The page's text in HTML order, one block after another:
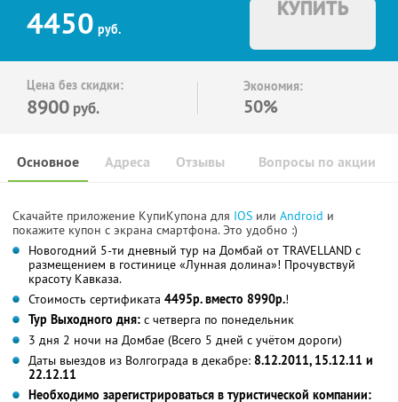
4450 руб.
КУПИТЬ
Цена без скидки:
8900 руб.
Экономия:
50%
Основное Отзывы Вопросы по акции
Адреса
Скачайте приложение КупиКупона для IOS или Android и
покажите купон с экрана смартфона. Это удобно :)
Новогодний 5-ти дневный тур на Домбай от TRAVELLAND с
размещением в гостинице «Лунная долина»! Прочувствуй
красоту Кавказа.
Стоимость сертификата 4495р. вместо 8990р.!
Тур Выходного дня: с четверга по понедельник
3 дня 2 ночи на Домбае (Всего 5 дней с учётом дороги)
Даты выездов из Волгограда в декабре: 8.12.2011, 15.12.11 и
22.12.11
Необходимо зарегистрироваться в туристической компании: